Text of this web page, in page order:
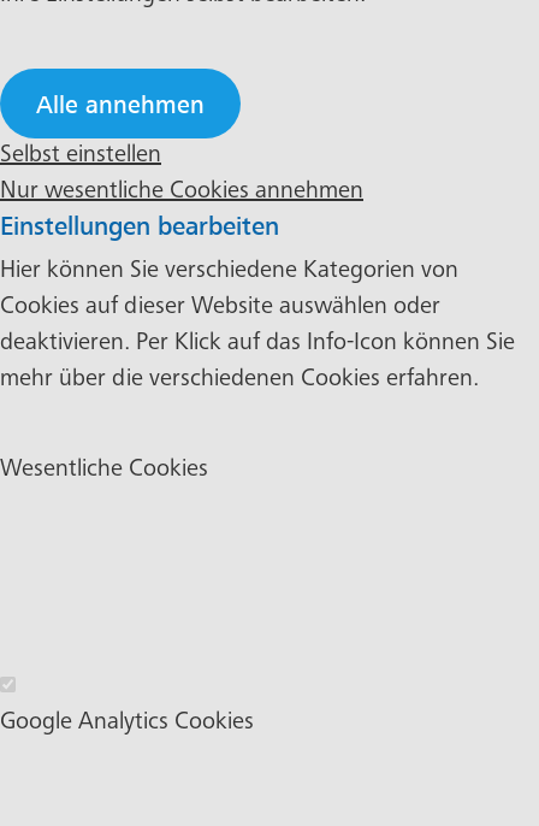
Alle annehmen
Selbst einstellen
Nur wesentliche Cookies annehmen
Einstellungen bearbeiten
Hier können Sie verschiedene Kategorien von
Cookies auf dieser Website auswählen oder
deaktivieren. Per Klick auf das Info-Icon können Sie
mehr über die verschiedenen Cookies erfahren.
Wesentliche Cookies
Wesentliche Cookies
Google Analytics Cookies